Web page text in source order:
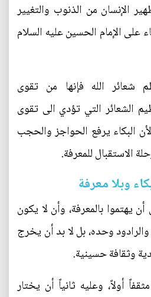
الإنسان من الذنوب والتغيير
على الإمام الحسين عليه السلام
شعائر الله فإنها من تقوى
32. فبتعظيم الشعائر التي تؤدي الى تقوى
البكاء يرفع الحواجز والحجب
الاستقبال للمعرفة.
وبلا معرفة
يهتموا بالمعرفة، وأن لا يكون
وحده، بل لا بد أن يخرج
وثقافة حسينية.
أولاً، وعليه ثانياً أن يختار